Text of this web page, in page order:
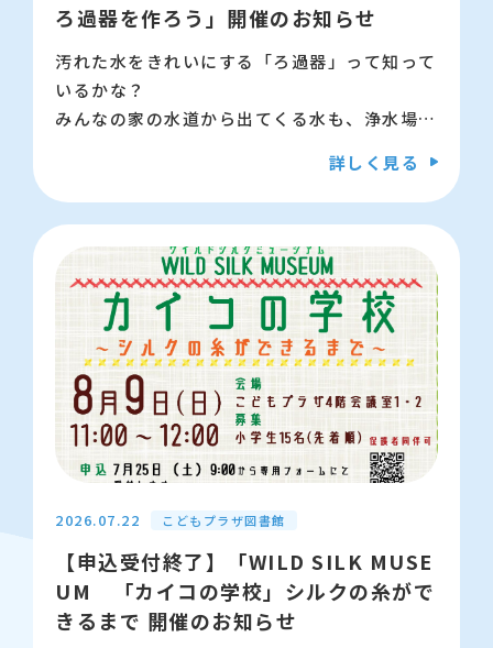
が失効します）
・安全性に問題があるもの（球を発射する鉄
砲、ドローン、ヘリコプターなど）
・希少価値のあるアンティークな人形やおもち
ゃ類（手を加えると市場価値が下がります）
・直接AC電源に接続するおもちゃ
・浮き輪・ベビープール
・充電池の交換・充電回路の修理
【問い合わせ先】江東区こどもプラザ 03-56
00-3880
ろ過器を作ろう」開催のお知らせ
汚れた水をきれいにする「ろ過器」って知って
いるかな？
みんなの家の水道から出てくる水も、浄水場の
今回はペットボトルを使ったろ過器を作り、泥
水をきれいにする実験をします。
きれいな水をつくるためにどんなことが行われ
ているのか考えるきっかけとして、また、SDG
sの観点からもお話しします。
【日時】8月22日（土曜日） 10時半から11
時半
【会場】江東区こどもプラザ 4階 会議室
1・2
【対象】小学3年生から6年生
【募集】8名（先着）
詳しく見る
2026.07.22 こどもプラザ図書館
【申込受付終了】「WILD SILK MUSE
UM 「カイコの学校」シルクの糸がで
きるまで 開催のお知らせ